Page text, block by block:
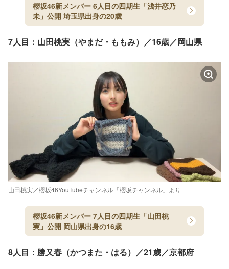
櫻坂46新メンバー 6人目の四期生「浅井恋乃
未」公開 埼玉県出身の20歳
7人目：山田桃実（やまだ・ももみ）／16歳／岡山県
山田桃実／櫻坂46YouTubeチャンネル「櫻坂チャンネル」より
櫻坂46新メンバー 7人目の四期生「山田桃
実」公開 岡山県出身の16歳
8人目：勝又春（かつまた・はる）／21歳／京都府